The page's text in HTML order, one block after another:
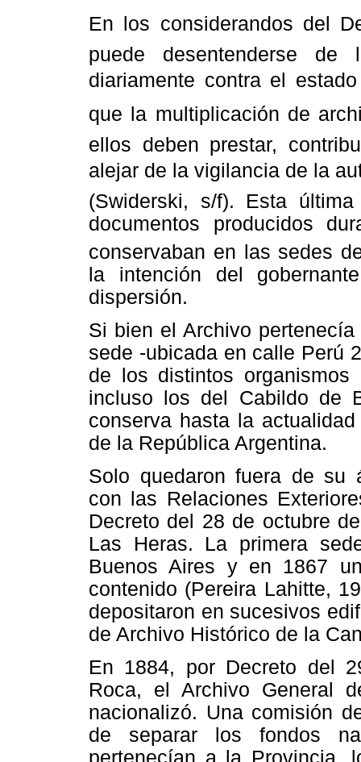
En los considerandos del
puede desentenderse
diariamente contra el
que la multiplicación de
ellos deben prestar,
alejar de la vigilancia de la
(Swiderski, s/f). Esta
documentos producidos
conservaban en las sedes
la intención del
dispersión.
Si bien el Archivo
sede -ubicada en calle Perú
de los distintos
incluso los del Cabildo de
conserva hasta la
de la República Argentina.
Solo quedaron fuera de su
con las Relaciones
Decreto del 28 de octubre
Las Heras. La primera
Buenos Aires y en 1867
contenido (Pereira Lahitte,
depositaron en sucesivos
de Archivo Histórico de la
En 1884, por Decreto del
Roca, el Archivo General
nacionalizó. Una comisión
de separar los fondos